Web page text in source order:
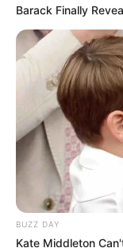
Barack Finally
BUZZ DAY
Kate Middleton